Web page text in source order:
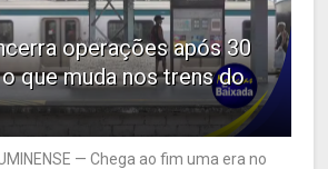
operações após 30
que muda nos trens do
— Chega ao fim uma era no